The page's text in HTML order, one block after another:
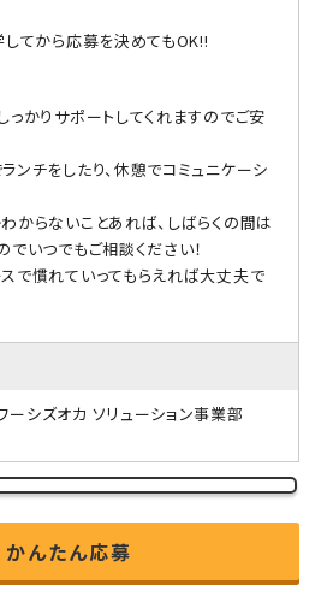
してから応募を決めてもOK!!
っかりサポートしてくれますのでご安
ンチをしたり、休憩でコミュニケーシ
からないことあれば、しばらくの間は
でいつでもご相談ください！
で慣れていってもらえれば大丈夫で
ーシズオカ ソリューション事業部
かんたん応募